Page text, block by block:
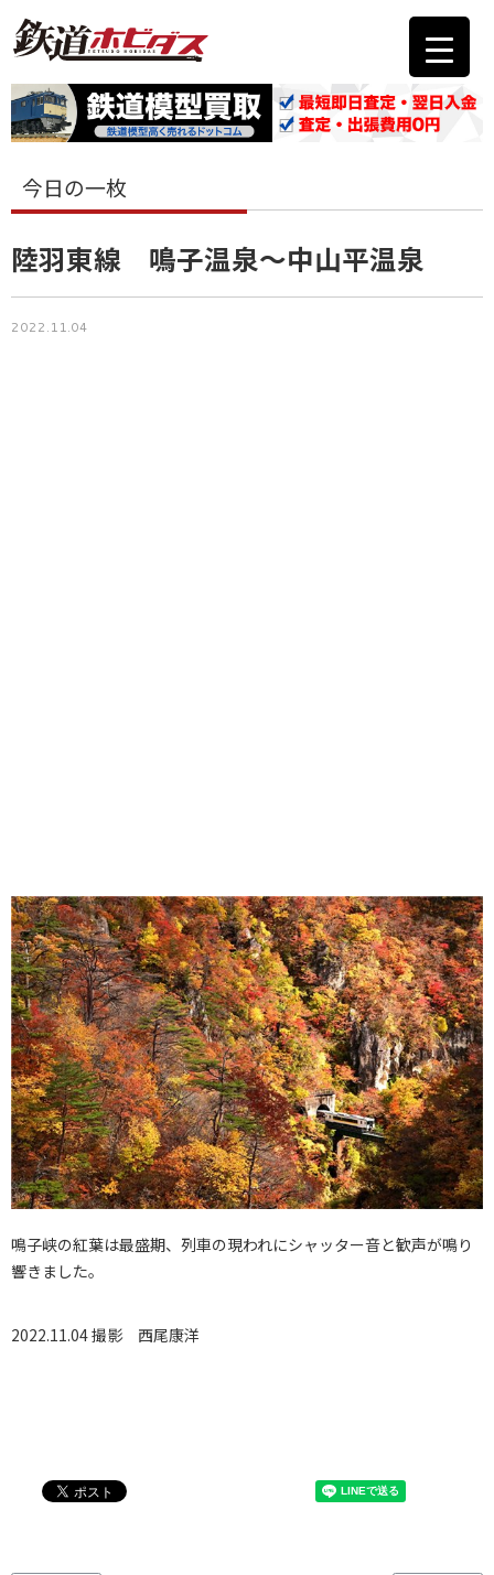
今日の一枚
陸羽東線 鳴子温泉～中山平温泉
2022.11.04
鳴子峡の紅葉は最盛期、列車の現われにシャッター音と歓声が鳴り
響きました。
2022.11.04 撮影 西尾康洋